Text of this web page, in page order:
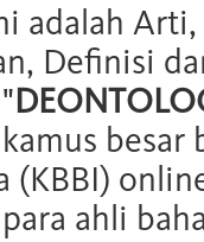
adalah Arti,
Definisi
besar
(KBBI)
ahli